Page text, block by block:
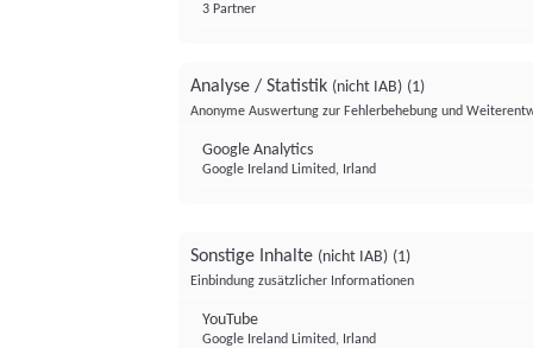
3 Partner
Analyse / Statistik (nicht IAB) (1)
Anonyme Auswertung zur Fehlerbehebung und
Google Analytics
Google Ireland Limited, Irland
Sonstige Inhalte (nicht IAB) (1)
Einbindung zusätzlicher Informationen
YouTube
Google Ireland Limited, Irland